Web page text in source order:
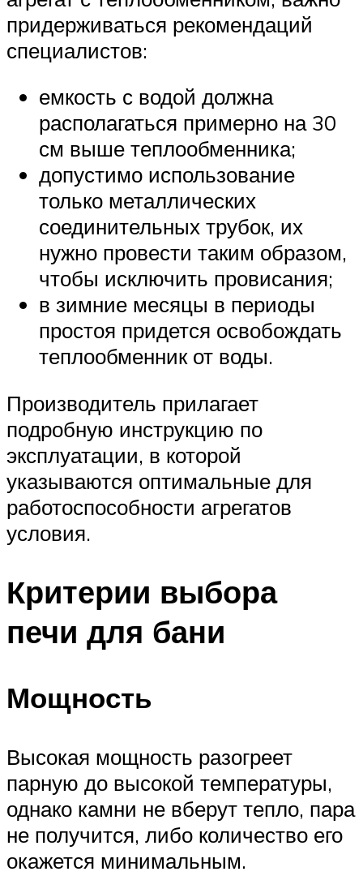
придерживаться рекомендаций
специалистов:
емкость с водой должна
располагаться примерно на 30
см выше теплообменника;
допустимо использование
только металлических
соединительных трубок, их
нужно провести таким образом,
чтобы исключить провисания;
в зимние месяцы в периоды
простоя придется освобождать
теплообменник от воды.
Производитель прилагает
подробную инструкцию по
эксплуатации, в которой
указываются оптимальные для
работоспособности агрегатов
условия.
Критерии выбора
печи для бани
Мощность
Высокая мощность разогреет
парную до высокой температуры,
однако камни не вберут тепло, пара
не получится, либо количество его
окажется минимальным.